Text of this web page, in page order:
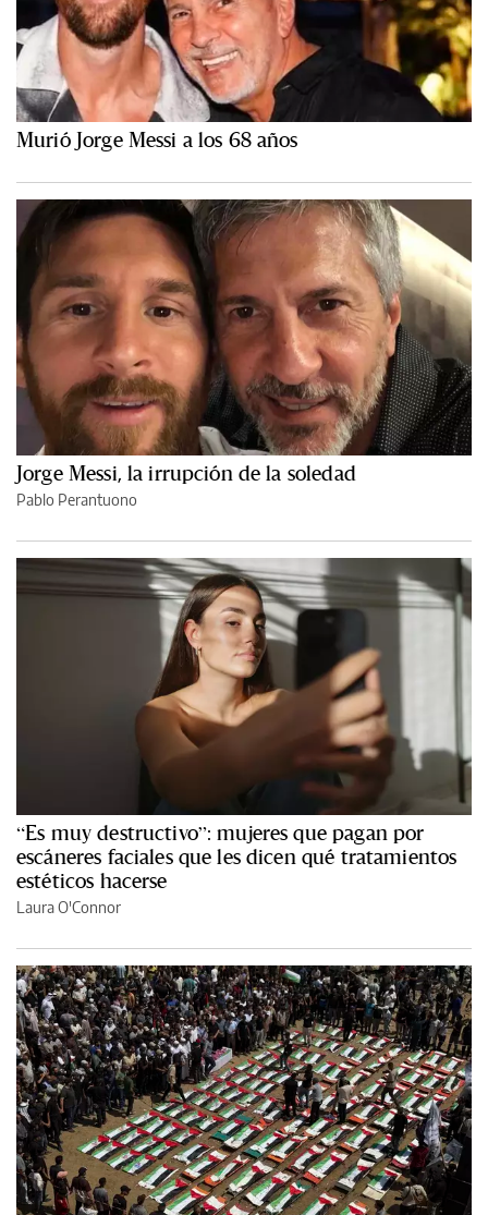
Murió Jorge Messi a los 68 años
Jorge Messi, la irrupción de la soledad
Pablo Perantuono
“Es muy destructivo”: mujeres que pagan por
escáneres faciales que les dicen qué tratamientos
estéticos hacerse
Laura O'Connor